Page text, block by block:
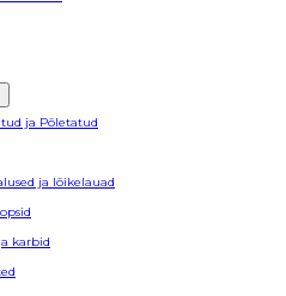
ja Põletatud
ja lõikelauad
karbid